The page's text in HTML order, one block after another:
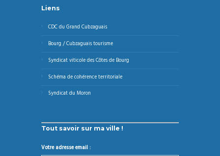
Liens
CDC du Grand Cubzaguais
Bourg / Cubzaguais tourisme
Syndicat viticole des Côtes de Bourg
Schéma de cohérence territoriale
Syndicat du Moron
Tout savoir sur ma ville !
Votre adresse email :